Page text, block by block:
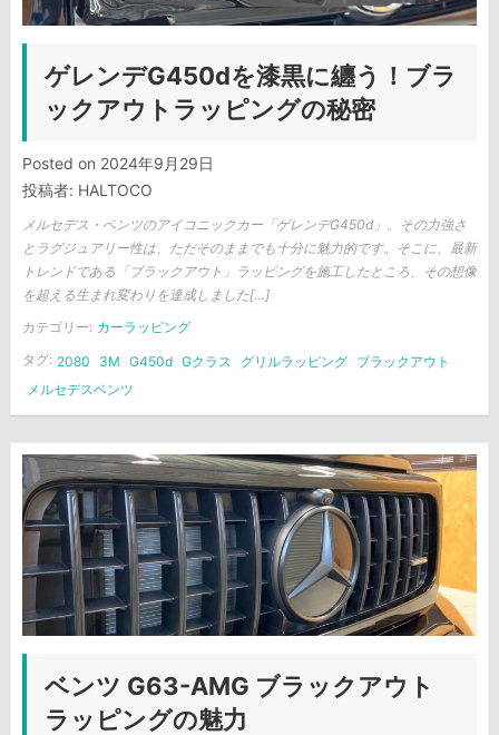
ゲレンデG450dを漆黒に纏う！ブラ
ックアウトラッピングの秘密
Posted on 2024年9月29日
投稿者: HALTOCO
メルセデス・ベンツのアイコニックカー「ゲレンデG450d」。その力強さ
とラグジュアリー性は、ただそのままでも十分に魅力的です。そこに、最新
トレンドである「ブラックアウト」ラッピングを施工したところ、その想像
を超える生まれ変わりを達成しました[…]
カテゴリー: カーラッピング
タグ: 2080 3M G450d Gクラス グリルラッピング
ブラックアウト
メルセデスベンツ
ベンツ G63-AMG ブラックアウト
ラッピングの魅力